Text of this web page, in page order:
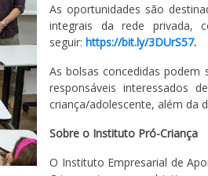
As oportunidades são
integrais da rede privada,
seguir: https://bit.ly/3DUrS57.
As bolsas concedidas podem
responsáveis interessados
criança/adolescente, além da
Sobre o Instituto Pró-Criança
O Instituto Empresarial de